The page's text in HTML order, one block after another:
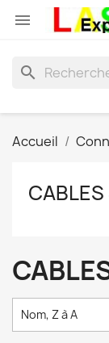

search
Accueil
Nom, Z à A